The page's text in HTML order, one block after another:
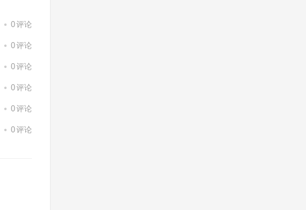
0评论
0评论
0评论
0评论
0评论
0评论